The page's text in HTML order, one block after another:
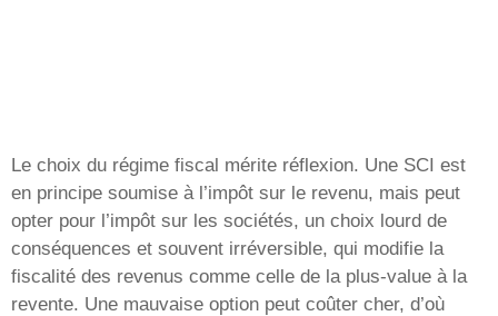
Le choix du régime fiscal mérite réflexion. Une SCI est
en principe soumise à l’impôt sur le revenu, mais peut
opter pour l’impôt sur les sociétés, un choix lourd de
conséquences et souvent irréversible, qui modifie la
fiscalité des revenus comme celle de la plus-value à la
revente. Une mauvaise option peut coûter cher, d’où